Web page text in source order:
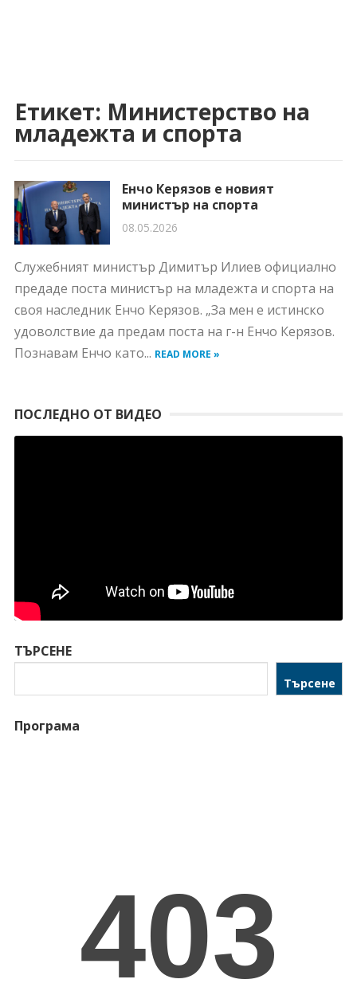
Етикет: Министерство на
младежта и спорта
Енчо Керязов е новият
министър на спорта
08.05.2026
Служебният министър Димитър Илиев официално
предаде поста министър на младежта и спорта на
своя наследник Енчо Керязов. „За мен е истинско
удоволствие да предам поста на г-н Енчо Керязов.
Познавам Енчо като... READ MORE »
ПОСЛЕДНО ОТ ВИДЕО
ТЪРСЕНЕ
Търсене
Програма